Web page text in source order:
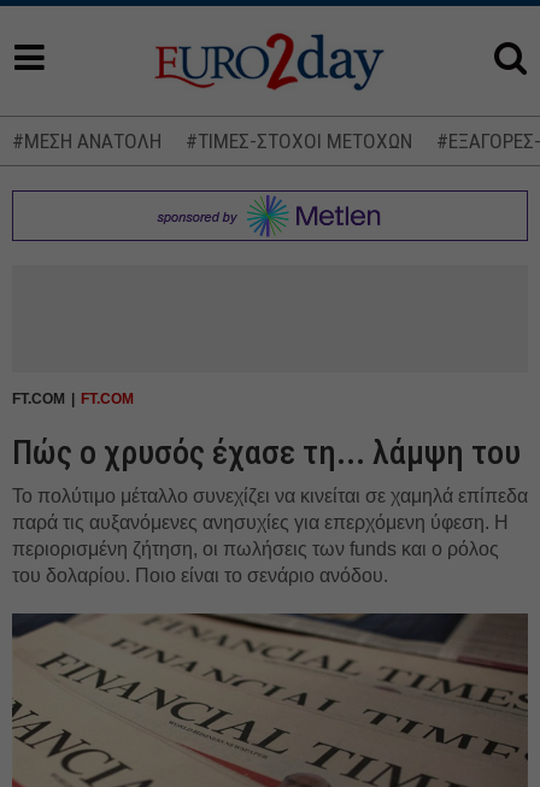
#ΜΕΣΗ ΑΝΑΤΟΛΗ #ΤΙΜΕΣ-ΣΤΟΧΟΙ ΜΕΤΟΧΩΝ
FT.COM FT.COM
Πώς ο χρυσός έχασε τη... λάμψη του
To πολύτιμο μέταλλο συνεχίζει να κινείται σε χαμηλά επίπεδα
παρά τις αυξανόμενες ανησυχίες για επερχόμενη ύφεση. Η
περιορισμένη ζήτηση, οι πωλήσεις των funds και ο ρόλος
του δολαρίου. Ποιο είναι το σενάριο ανόδου.